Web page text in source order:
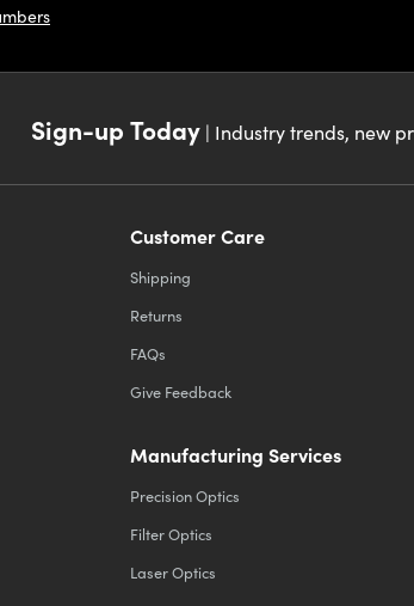
Sign-up Today| Industry trends, new
Customer Care
Shipping
Returns
FAQs
Give Feedback
Manufacturing Services
Precision Optics
Filter Optics
Laser Optics